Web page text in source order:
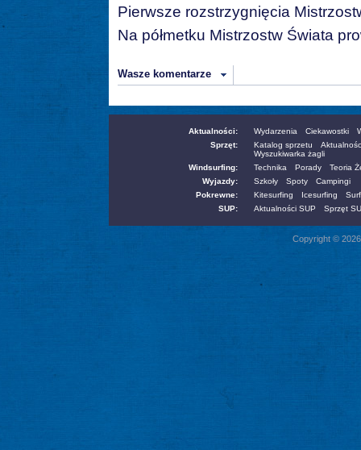
Pierwsze rozstrzygnięcia
Na półmetku Mistrzostw Świata
Wasze komentarze
Aktualności: Wydarzenia Ciekawostki
Sprzęt:
Katalog sprzetu
Wyszukiwarka żagli
Windsurfing:
Technika Porady
Teoria
Wyjazdy:
Szkoły Spoty
Campingi
Pokrewne:
Kitesurfing Icesurfing
SUP:
Aktualności SUP Sprzęt
Copyright ©